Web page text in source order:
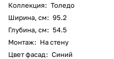
Коллекция: Толедо
Ширина, см: 95.2
Глубина, см: 54.5
Монтаж: На стену
Цвет фасад: Синий